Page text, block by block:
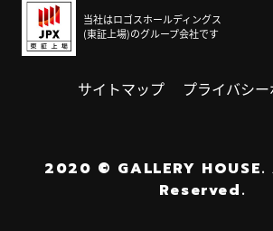
当社はロゴスホールディングス
(東証上場)のグループ会社です
サイトマップ プライバシ
2020 © GALLERY HOUSE.
Reserved.